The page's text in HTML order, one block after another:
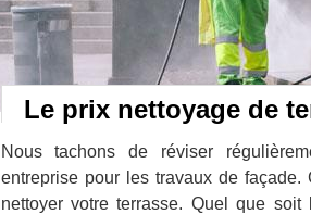
Le prix nettoyage de
Nous tachons de réviser
entreprise pour les travaux de façade.
nettoyer votre terrasse. Quel que